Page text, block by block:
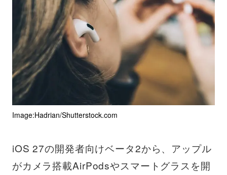
Image:Hadrian/Shutterstock.com
iOS 27の開発者向けベータ2から、アップル
がカメラ搭載AirPodsやスマートグラスを開